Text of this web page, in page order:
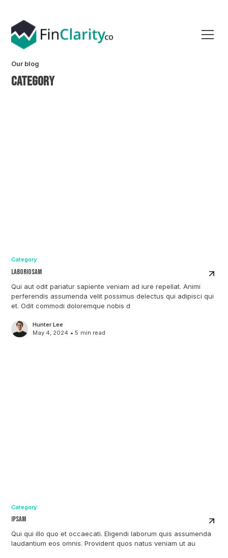
Our blog
Category
Category
Laboriosam
Qui aut odit pariatur sapiente veniam ad iure repellat. Animi
perferendis assumenda velit possimus delectus qui adipisci qui
et. Odit commodi doloremque nobis d
Hunter Lee
May 4, 2024 • 5 min read
Category
Ipsam
Qui qui illo quo et occaecati. Eligendi laborum quis assumenda
laudantium eos omnis. Provident quos natus veniam ut au